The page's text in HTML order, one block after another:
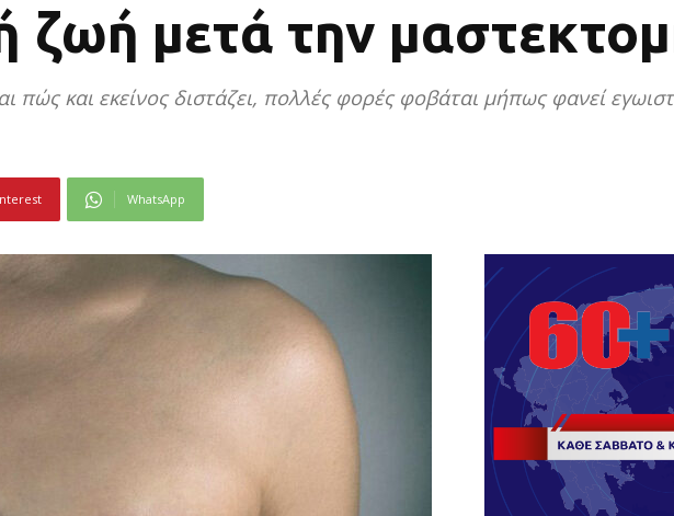
ζωή μετά την
και εκείνος διστάζει, πολλές φορές φοβάται μήπως φανεί
WhatsApp